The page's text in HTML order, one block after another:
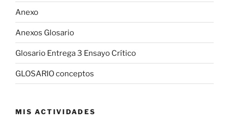
Anexo
Anexos Glosario
Glosario Entrega 3 Ensayo Crítico
GLOSARIO conceptos
MIS ACTIVIDADES